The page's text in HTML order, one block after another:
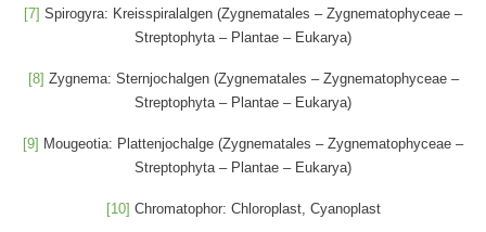
[7] Spirogyra: Kreisspiralalgen (Zygnematales – Zygnematophyceae –
Streptophyta – Plantae – Eukarya)
[8] Zygnema: Sternjochalgen (Zygnematales – Zygnematophyceae –
Streptophyta – Plantae – Eukarya)
[9] Mougeotia: Plattenjochalge (Zygnematales – Zygnematophyceae –
Streptophyta – Plantae – Eukarya)
[10] Chromatophor: Chloroplast, Cyanoplast